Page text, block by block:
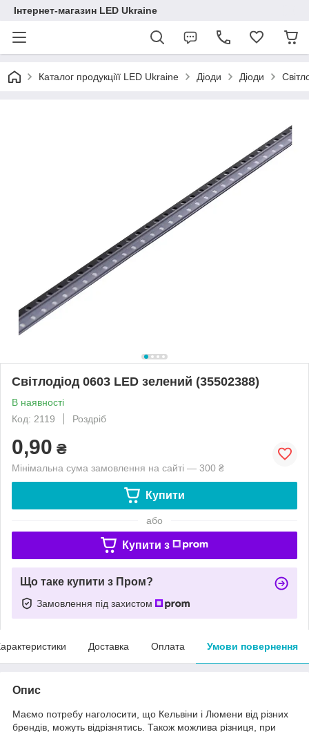
Інтернет-магазин LED Ukraine
Каталог продукціїї LED Ukraine Діоди Діоди
Світлодіод 0603 LED зелений (35502388)
В наявності
Код: 2119
Роздріб
0,90 ₴
Мінімальна сума замовлення на сайті — 300 ₴
Купити
або
Купити з
Що таке купити з Пром?
Замовлення під захистом
Доставка Оплата Умови повернення
Опис
Маємо потребу наголосити, що Кельвіни і Люмени від різних
брендів, можуть відрізнятись. Також можлива різниця, при